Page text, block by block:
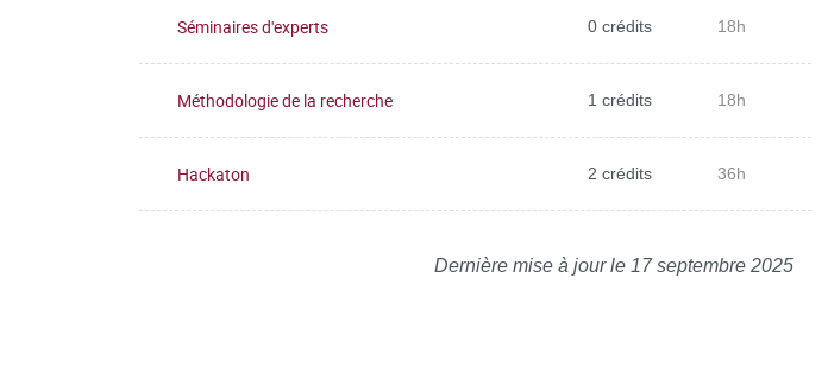
Séminaires d'experts 0 crédits 18h
Méthodologie de la recherche 1 crédits 18h
Hackaton 2 crédits 36h
Dernière mise à jour le 17 septembre 2025